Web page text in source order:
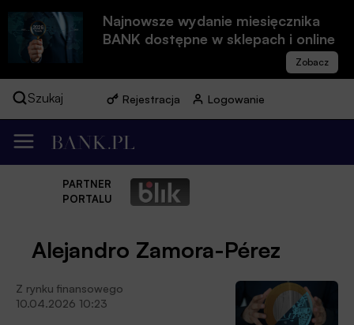
Najnowsze wydanie miesięcznika
BANK dostępne w sklepach i online
Szukaj Rejestracja Logowanie
PARTNER
PORTALU
Alejandro Zamora-Pérez
Z rynku finansowego
10.04.2026 10:23